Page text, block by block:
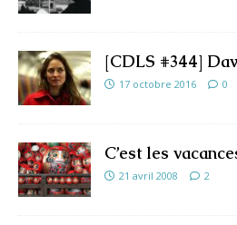
[CDLS #344]
17 octobre 2016 0
C’est les
21 avril 2008 2